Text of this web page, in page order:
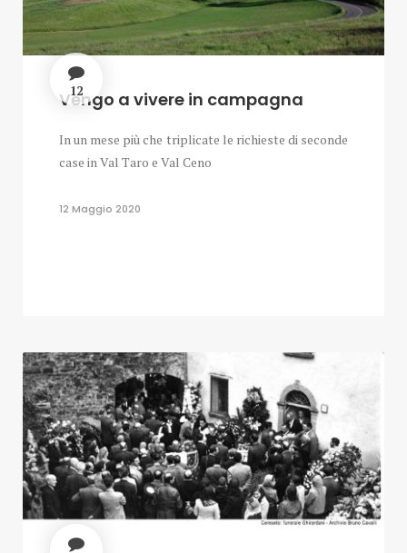
12
Vengo a vivere in campagna
In un mese più che triplicate le richieste di seconde
case in Val Taro e Val Ceno
12 Maggio 2020